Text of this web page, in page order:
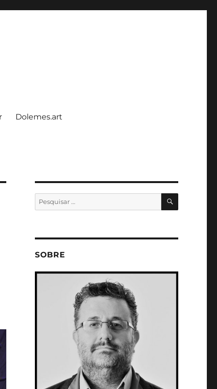
Dolemes.art
Pesquisar
por:
SOBRE